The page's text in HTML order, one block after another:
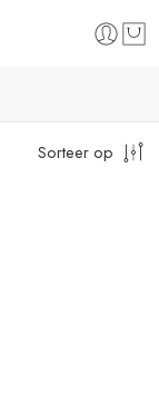
Sorteer op